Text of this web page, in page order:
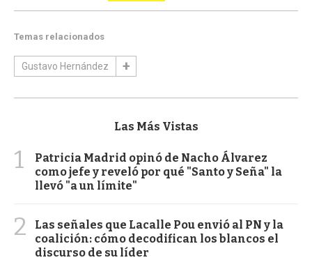
Temas relacionados
Gustavo Hernández
Las Más Vistas
1
Patricia Madrid opinó de Nacho Álvarez
como jefe y reveló por qué "Santo y Seña" la
llevó "a un límite"
2
Las señales que Lacalle Pou envió al PN y la
coalición: cómo decodifican los blancos el
discurso de su líder